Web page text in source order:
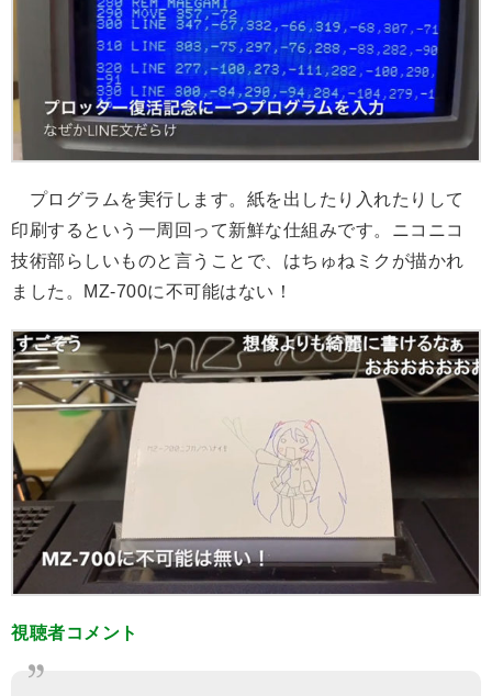
プログラムを実行します。紙を出したり入れたりして
印刷するという一周回って新鮮な仕組みです。ニコニコ
技術部らしいものと言うことで、はちゅねミクが描かれ
ました。MZ-700に不可能はない！
視聴者コメント